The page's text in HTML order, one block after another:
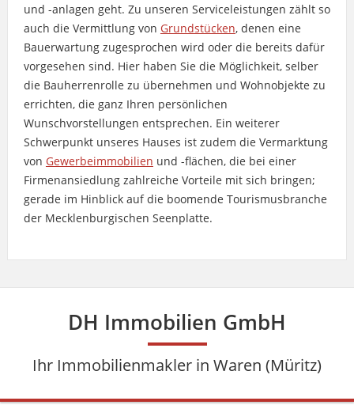
und -anlagen geht. Zu unseren Serviceleistungen zählt so
auch die Vermittlung von Grundstücken, denen eine
Bauerwartung zugesprochen wird oder die bereits dafür
vorgesehen sind. Hier haben Sie die Möglichkeit, selber
die Bauherrenrolle zu übernehmen und Wohnobjekte zu
errichten, die ganz Ihren persönlichen
Wunschvorstellungen entsprechen. Ein weiterer
Schwerpunkt unseres Hauses ist zudem die Vermarktung
von Gewerbeimmobilien und -flächen, die bei einer
Firmenansiedlung zahlreiche Vorteile mit sich bringen;
gerade im Hinblick auf die boomende Tourismusbranche
der Mecklenburgischen Seenplatte.
DH Immobilien GmbH
Ihr Immobilienmakler in Waren (Müritz)